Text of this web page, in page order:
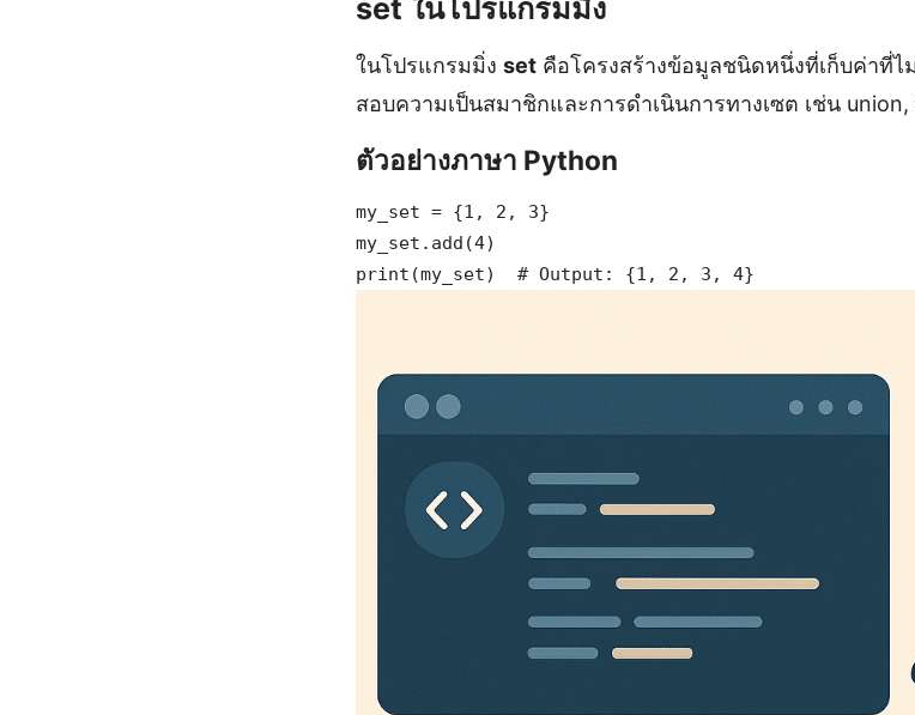
set ในโปรแกรมมิ่ง
ในโปรแกรมมิ่ง set คือโครงสร้างข้อมูลชนิดหนึ่งที่เก็บค่าที่
สอบความเป็นสมาชิกและการดำเนินการทางเซต เช่น
ตัวอย่างภาษา Python
my_set = {1, 2, 3}
my_set.add(4)